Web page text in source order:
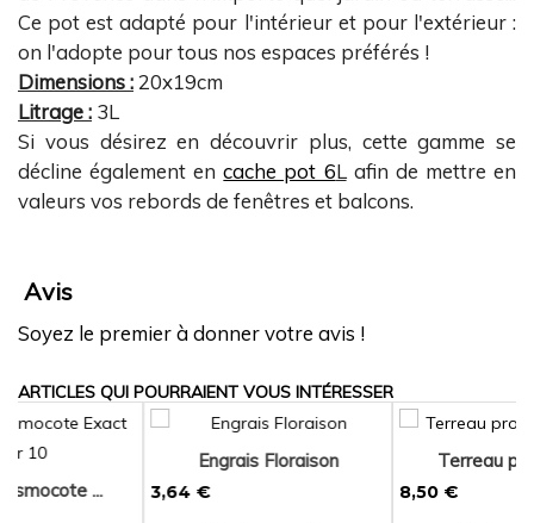
Ce pot est adapté pour l'intérieur et pour l'extérieur :
on l'adopte pour tous nos espaces préférés !
Dimensions :20x19cm
Litrage : 3L
Si vous désirez en découvrir plus, cette gamme se
décline également encache pot 6Lafin de mettre en
valeurs vos rebords de fenêtres et balcons.
Avis
Soyez le premier à donner votre avis !
ARTICLES QUI POURRAIENT VOUS INTÉRESSER
Engrais Floraison
3,64 €
Terreau professio...